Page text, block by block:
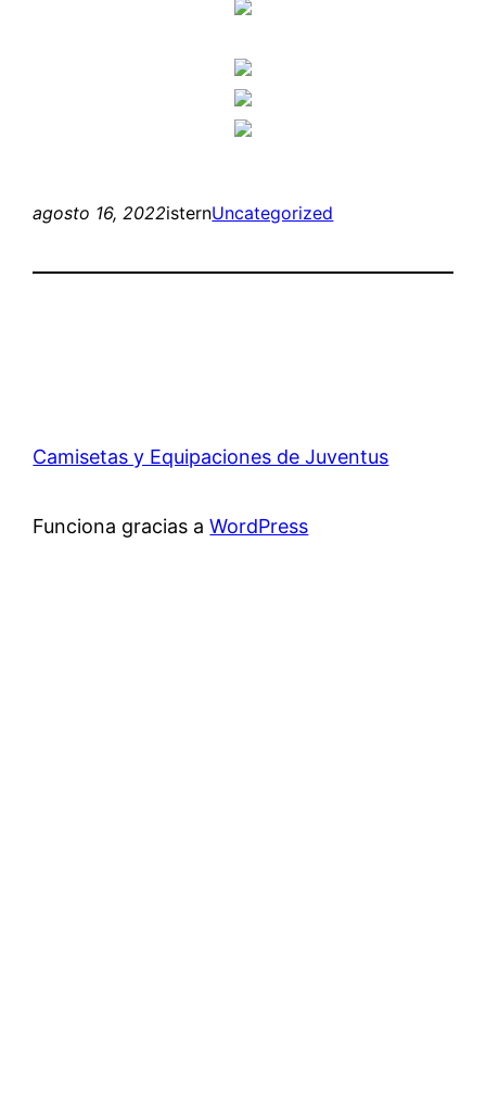
agosto 16, 2022isternUncategorized
Camisetas y Equipaciones de Juventus
Funciona gracias aWordPress